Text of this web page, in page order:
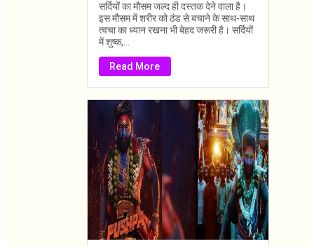
सर्दियों का मौसम जल्द ही दस्तक देने वाला है।
इस मौसम में शरीर को ठंड से बचाने के साथ-साथ
त्वचा का ध्यान रखना भी बेहद जरूरी है। सर्दियों
में शुष्क,...
Read More